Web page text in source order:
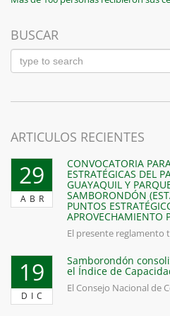
BUSCAR
ARTICULOS RECIENTES
29
ABR
CONVOCATORIA
ESTRATÉGICAS DEL
GUAYAQUIL Y
SAMBORONDÓN
PUNTOS
APROVECHAMIENTO
El presente reglamento
19
DIC
Samborondón
el Índice de
El Consejo Nacional de